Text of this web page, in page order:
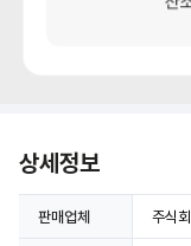
상세정보
판매업체 주식